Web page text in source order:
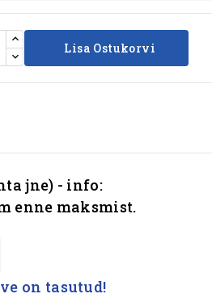
Lisa Ostukorvi
jne) - info:
enne maksmist.
on tasutud!